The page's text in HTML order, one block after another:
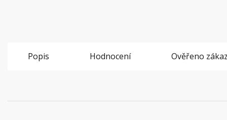
Popis Hodnocení Ověřeno